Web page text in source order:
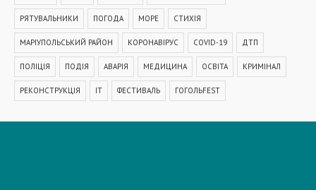
РЯТУВАЛЬНИКИ ПОГОДА МОРЕ СТИХІЯ
МАРІУПОЛЬСЬКИЙ РАЙОН КОРОНАВІРУС COVID-19 ДТП
ПОЛІЦІЯ ПОДІЯ АВАРІЯ МЕДИЦИНА ОСВІТА КРИМІНАЛ
РЕКОНСТРУКЦІЯ IT ФЕСТИВАЛЬ ГОГОЛЬFEST